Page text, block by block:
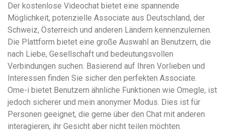
Der kostenlose Videochat bietet eine spannende
Möglichkeit, potenzielle Associate aus Deutschland, der
Schweiz, Österreich und anderen Ländern kennenzulernen.
Die Plattform bietet eine große Auswahl an Benutzern, die
nach Liebe, Gesellschaft und bedeutungsvollen
Verbindungen suchen. Basierend auf Ihren Vorlieben und
Interessen finden Sie sicher den perfekten Associate.
Ome-i bietet Benutzern ähnliche Funktionen wie Omegle, ist
jedoch sicherer und mein anonymer Modus. Dies ist für
Personen geeignet, die gerne über den Chat mit anderen
interagieren, ihr Gesicht aber nicht teilen möchten.